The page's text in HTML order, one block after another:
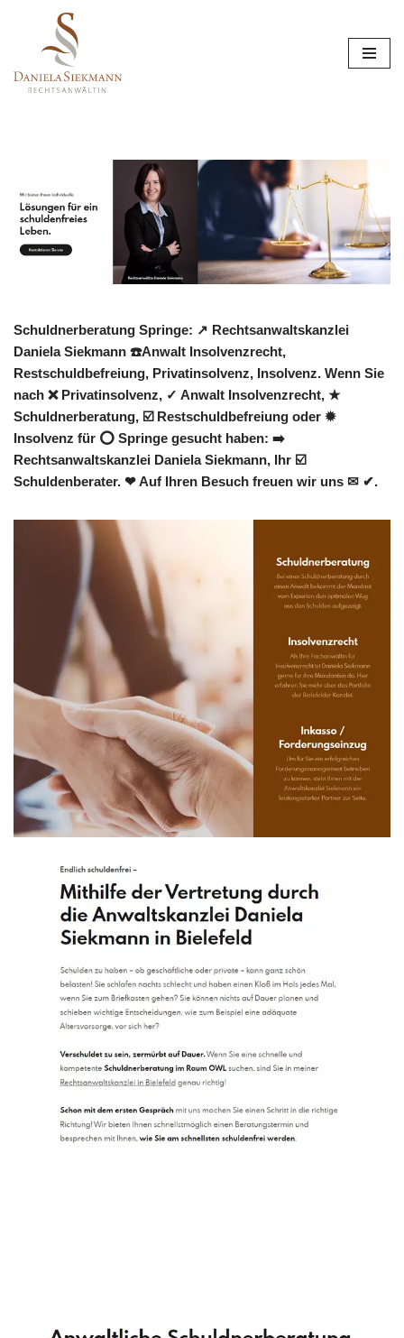
Inhalt
springen
Schuldnerberatung Springe: ↗️ Rechtsanwaltskanzlei
Daniela Siekmann ☎️Anwalt Insolvenzrecht,
Restschuldbefreiung, Privatinsolvenz, Insolvenz. Wenn Sie
nach ❌ Privatinsolvenz, ✓ Anwalt Insolvenzrecht, ★
Schuldnerberatung, ☑️ Restschuldbefreiung oder ✹
Insolvenz für ⭕ Springe gesucht haben: ➡️
Rechtsanwaltskanzlei Daniela Siekmann, Ihr ☑️
Schuldenberater. ❤ Auf Ihren Besuch freuen wir uns ✉ ✔.